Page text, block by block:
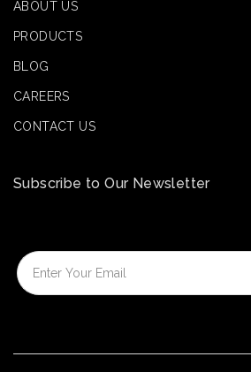
ABOUT US
PRODUCTS
BLOG
CAREERS
CONTACT US
Subscribe to Our Newsletter